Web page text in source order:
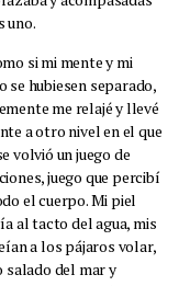
uno.
si mi mente y mi
se hubiesen separado,
me relajé y llevé
a otro nivel en el que
volvió un juego de
juego que percibí
el cuerpo. Mi piel
al tacto del agua, mis
a los pájaros volar,
salado del mar y